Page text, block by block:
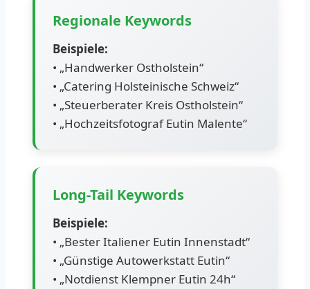
Regionale Keywords
Beispiele:
• „Handwerker Ostholstein“
• „Catering Holsteinische Schweiz“
• „Steuerberater Kreis Ostholstein“
• „Hochzeitsfotograf Eutin Malente“
Long-Tail Keywords
Beispiele:
• „Bester Italiener Eutin Innenstadt“
• „Günstige Autowerkstatt Eutin“
• „Notdienst Klempner Eutin 24h“